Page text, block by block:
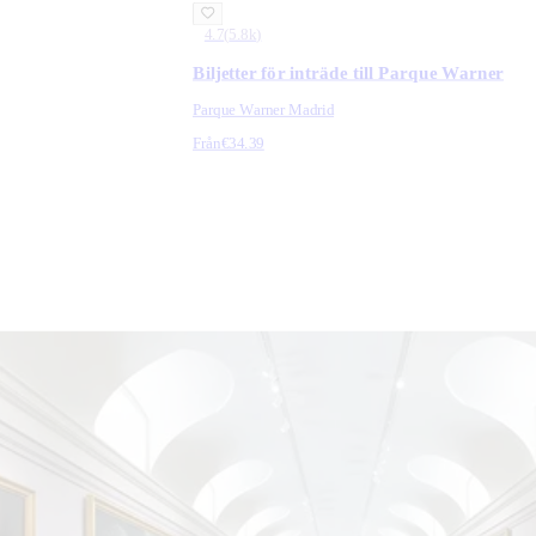
4.7( 5.8k )
Biljetter för inträde till Parque Warner
Parque Warner Madrid
Från€34.39